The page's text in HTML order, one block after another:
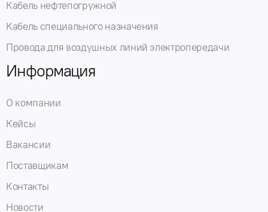
Кабель нефтепогружной
Кабель специального назначения
Провода для воздушных линий электропередачи
Информация
О компании
Кейсы
Вакансии
Поставщикам
Контакты
Новости